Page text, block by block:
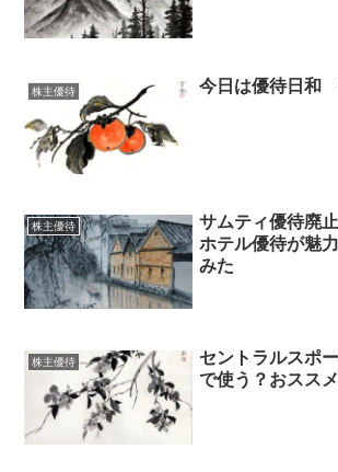
株主優待 今日は優待日和
株主優待
サムティ優待廃
ホテル優待が魅
みた
株主優待
セントラルスポ
で使う？おスス